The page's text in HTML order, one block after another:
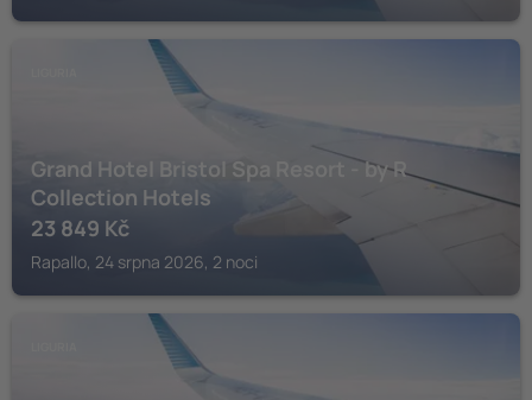
Grand Hotel Bristol Spa Resort - by R
Collection Hotels
23 849 Kč
Rapallo, 24 srpna 2026, 2 noci